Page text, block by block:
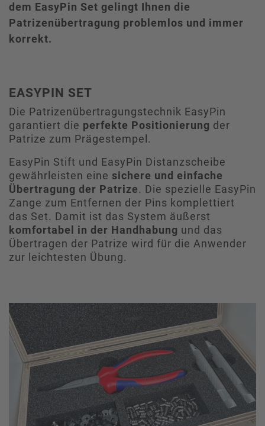
dem EasyPin Set gelingt Ihnen die
Patrizenübertragung problemlos und immer
korrekt.
EASYPIN SET
Die Patrizenübertragungstechnik EasyPin
garantiert die perfekte Positionierung der
Patrize zum Prägestempel.
EasyPin Stift und EasyPin Distanzscheibe
gewährleisten eine sichere und einfache
Übertragung der Patrize. Die spezielle EasyPin
Zange zum Entfernen der Pins komplettiert
das Set. Damit ist das System äußerst
komfortabel in der Handhabung und das
Übertragen der Patrize wird für die Anwender
zur leichtesten Übung.